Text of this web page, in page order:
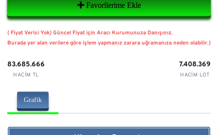
Favorilerime Ekle
( Fiyat Verisi Yok) Güncel Fiyat için Aracı Kurumunuza Danışınız.
Burada yer alan verilere göre işlem yapmanız zarara uğramanıza neden olabilir.)
83.685.666
HACIM TL
7.408.369
HACIM LOT
Grafik